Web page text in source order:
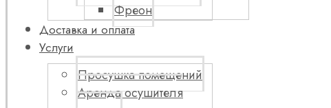
Фреон
Доставка и оплата
Услуги
Просушка помещений
Аренда осушителя